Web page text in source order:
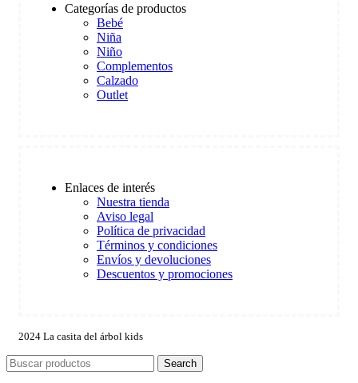
Categorías de productos
Bebé
Niña
Niño
Complementos
Calzado
Outlet
Enlaces de interés
Nuestra tienda
Aviso legal
Política de privacidad
Términos y condiciones
Envíos y devoluciones
Descuentos y promociones
2024 La casita del árbol kids
Search